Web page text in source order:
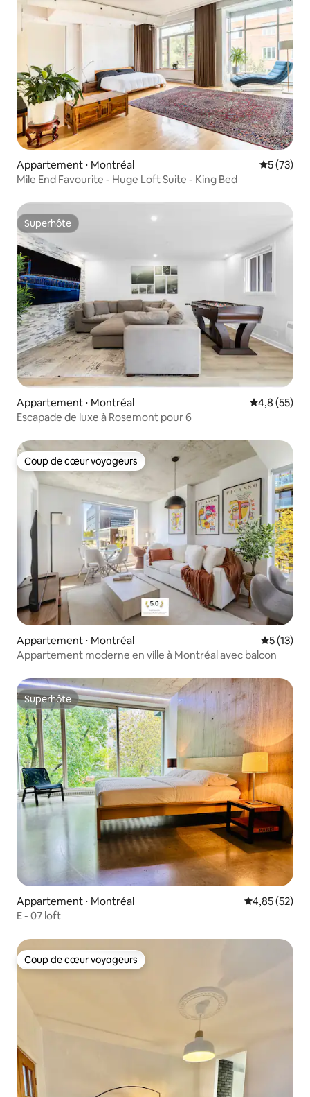
Appartement ⋅ Montréal
5 (73)
Mile End Favourite - Huge Loft Suite - King Bed
Superhôte
Superhôte
Appartement ⋅ Montréal Évaluation
4,8 (55)
Escapade de luxe à Rosemont pour 6
Coup de cœur voyageurs
Coup de cœur voyageurs
Appartement ⋅ Montréal
5 (13)
Appartement moderne en ville à Montréal avec balcon
Superhôte
Superhôte
Appartement ⋅ Montréal Évaluation
4,85 (52)
E - 07 loft
Coup de cœur voyageurs
Coup de cœur voyageurs